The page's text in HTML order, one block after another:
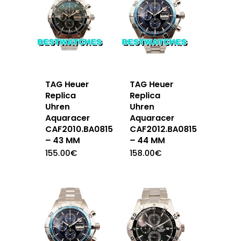
TAG Heuer
Replica
Uhren
Aquaracer
CAF2010.BA0815
– 43 MM
155.00€
TAG Heuer
Replica
Uhren
Aquaracer
CAF2012.BA0815
– 44 MM
158.00€